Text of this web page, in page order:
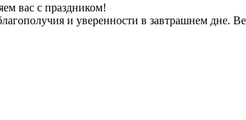
вас с праздником!
и уверенности в завтрашнем дне.